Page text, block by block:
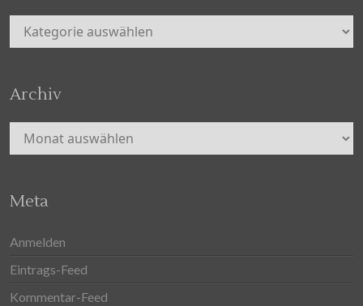
Kategorien
Archiv
Archiv
Meta
Anmelden
Eintrags-Feed
Kommentar-Feed